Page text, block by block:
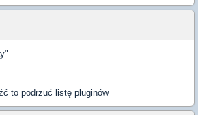
to podrzuć listę pluginów